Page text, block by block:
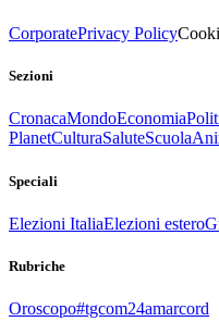
CorporatePrivacy Policy
Sezioni
CronacaMondoEconomia
PlanetCulturaSaluteScuola
Speciali
Elezioni ItaliaElezioni estero
Rubriche
Oroscopo#tgcom24amarcord